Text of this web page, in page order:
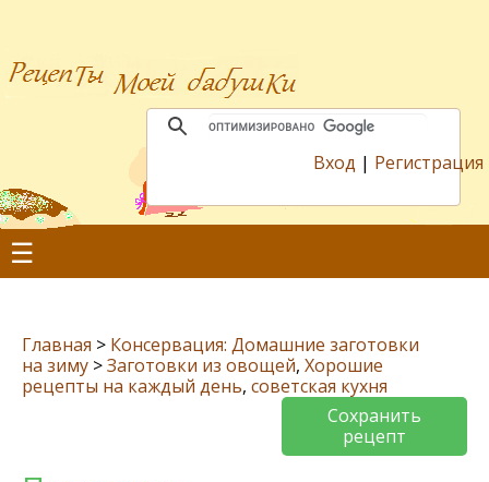
Вход | Регистрация
☰
Главная > Консервация: Домашние заготовки
на зиму >Заготовки из овощей, Хорошие
рецепты на каждый день, советская кухня
Сохранить
рецепт